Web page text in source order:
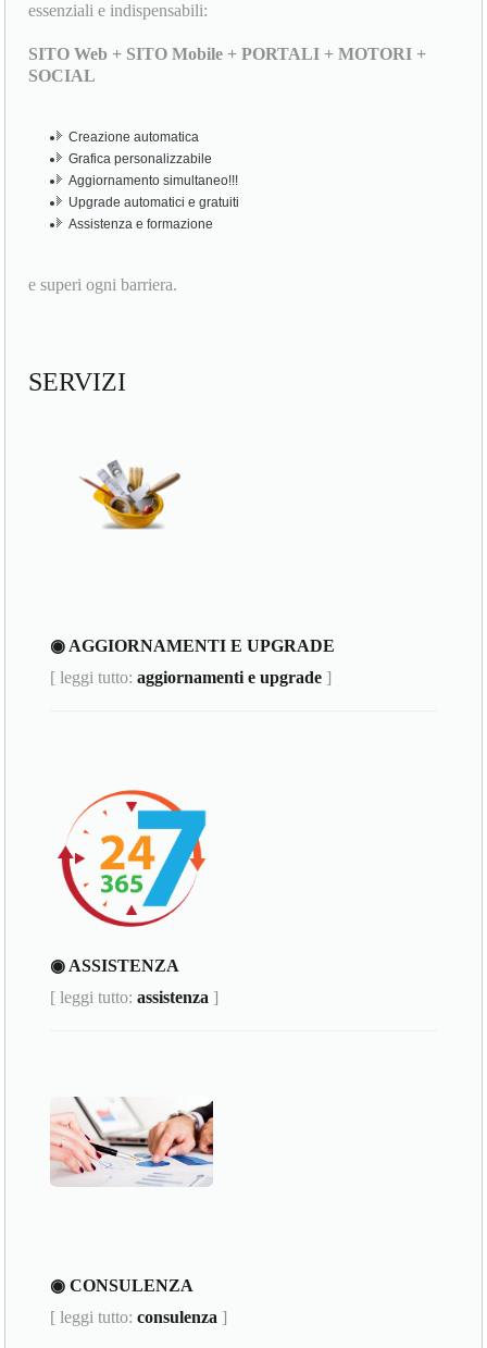
essenziali e indispensabili:
SITO Web + SITO Mobile + PORTALI + MOTORI +
SOCIAL
Creazione automatica
Grafica personalizzabile
Aggiornamento simultaneo!!!
Upgrade automatici e gratuiti
Assistenza e formazione
e superi ogni barriera.
SERVIZI
◉ AGGIORNAMENTI E UPGRADE
[ leggi tutto:aggiornamenti e upgrade ]
◉ ASSISTENZA
[ leggi tutto:assistenza ]
◉ CONSULENZA
[ leggi tutto:consulenza ]